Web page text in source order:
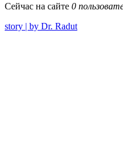
Сейчас на сайте 0
story | by Dr. Radut